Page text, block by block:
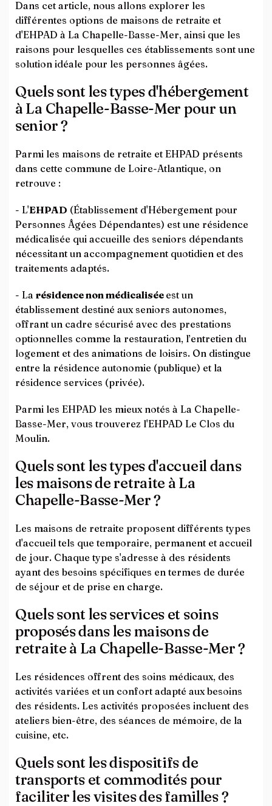
Dans cet article, nous allons explorer les
différentes options de maisons de retraite et
d'EHPAD à La Chapelle-Basse-Mer, ainsi que les
raisons pour lesquelles ces établissements sont une
solution idéale pour les personnes âgées.
Quels sont les types d'hébergement
à La Chapelle-Basse-Mer pour un
senior ?
Parmi les maisons de retraite et EHPAD présents
dans cette commune de Loire-Atlantique, on
retrouve :
- L'EHPAD (Établissement d'Hébergement pour
Personnes Âgées Dépendantes) est une résidence
médicalisée qui accueille des seniors dépendants
nécessitant un accompagnement quotidien et des
traitements adaptés.
- La résidence non médicalisée est un
établissement destiné aux seniors autonomes,
offrant un cadre sécurisé avec des prestations
optionnelles comme la restauration, l’entretien du
logement et des animations de loisirs. On distingue
entre la résidence autonomie (publique) et la
résidence services (privée).
Parmi les EHPAD les mieux notés à La Chapelle-
Basse-Mer, vous trouverez l'EHPAD Le Clos du
Moulin.
Quels sont les types d'accueil dans
les maisons de retraite à La
Chapelle-Basse-Mer ?
Les maisons de retraite proposent différents types
d'accueil tels que temporaire, permanent et accueil
de jour. Chaque type s'adresse à des résidents
ayant des besoins spécifiques en termes de durée
de séjour et de prise en charge.
Quels sont les services et soins
proposés dans les maisons de
retraite à La Chapelle-Basse-Mer ?
Les résidences offrent des soins médicaux, des
activités variées et un confort adapté aux besoins
des résidents. Les activités proposées incluent des
ateliers bien-être, des séances de mémoire, de la
cuisine, etc.
Quels sont les dispositifs de
transports et commodités pour
faciliter les visites des familles ?